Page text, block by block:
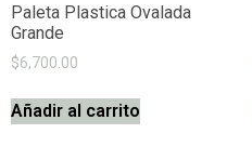
Paleta Plastica Ovalada
Grande
$6,700.00
Añadir al carrito